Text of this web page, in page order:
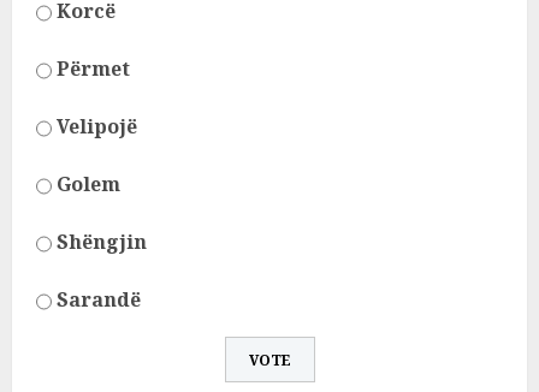
Korcë
Përmet
Velipojë
Golem
Shëngjin
Sarandë